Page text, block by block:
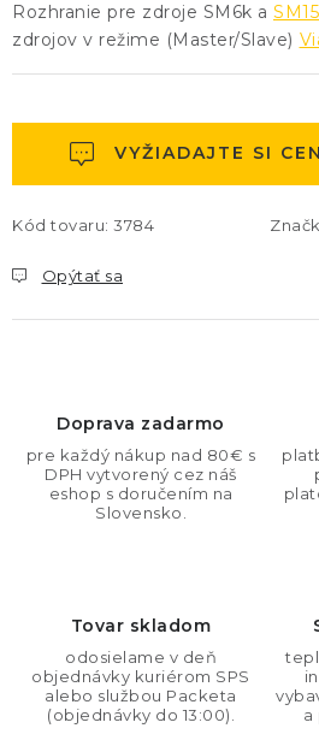
Rozhranie pre zdroje SM6k a
zdrojov v režime (Master/Slave)
VYŽIADAJTE SI
Kód tovaru: 3784
Opýtať sa
Doprava zadarmo
pre každý nákup nad 80€ s
DPH vytvorený cez náš
eshop s doručením na
Slovensko.
Tovar skladom
odosielame v deň
objednávky kuriérom SPS
alebo službou Packeta
(objednávky do 13:00).
a